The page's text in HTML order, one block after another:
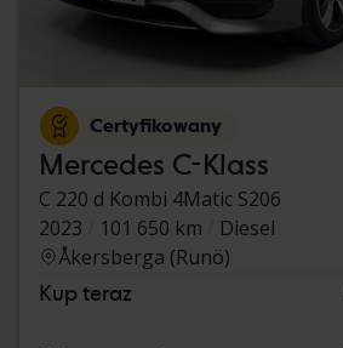
Certyfikowany
Mercedes C-Klass
C 220 d Kombi 4Matic S206
2023
101 650 km
Diesel
Åkersberga (Runö)
Kup teraz